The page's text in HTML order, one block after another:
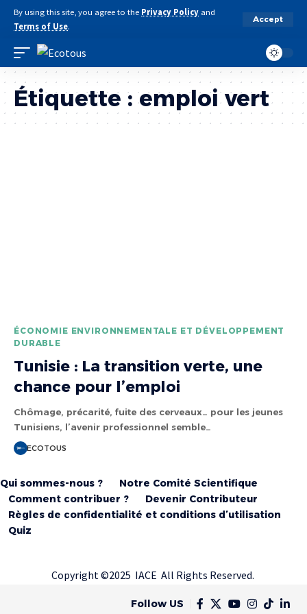
By using this site, you agree to the Privacy Policy and
Terms of Use.
Accept
Étiquette :emploi vert
ÉCONOMIE ENVIRONNEMENTALE ET DÉVELOPPEMENT
DURABLE
Tunisie : La transition verte, une
chance pour l’emploi
Chômage, précarité, fuite des cerveaux… pour les jeunes
Tunisiens, l’avenir professionnel semble…
ECOTOUS
Qui sommes-nous ?
Notre Comité Scientifique
Comment contribuer ?
Devenir Contributeur
Règles de confidentialité et conditions d’utilisation
Quiz
Copyright ©2025 IACE All Rights Reserved.
Follow US